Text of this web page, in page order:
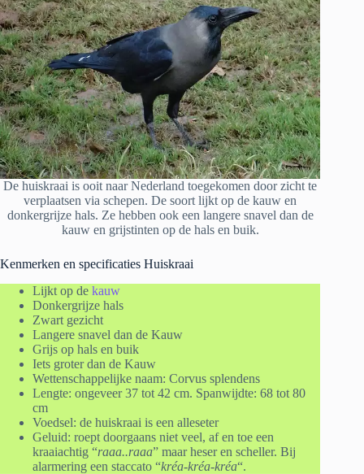
De huiskraai is ooit naar Nederland toegekomen door zicht te
verplaatsen via schepen. De soort lijkt op de kauw en
donkergrijze hals. Ze hebben ook een langere snavel dan de
kauw en grijstinten op de hals en buik.
Kenmerken en specificaties Huiskraai
Lijkt op de kauw
Donkergrijze hals
Zwart gezicht
Langere snavel dan de Kauw
Grijs op hals en buik
Iets groter dan de Kauw
Wettenschappelijke naam: Corvus splendens
Lengte: ongeveer 37 tot 42 cm. Spanwijdte: 68 tot 80
cm
Voedsel: de huiskraai is een alleseter
Geluid: roept doorgaans niet veel, af en toe een
kraaiachtig “raaa..raaa” maar heser en scheller. Bij
alarmering een staccato “kréa-kréa-kréa“.